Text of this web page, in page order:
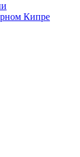
Кипре